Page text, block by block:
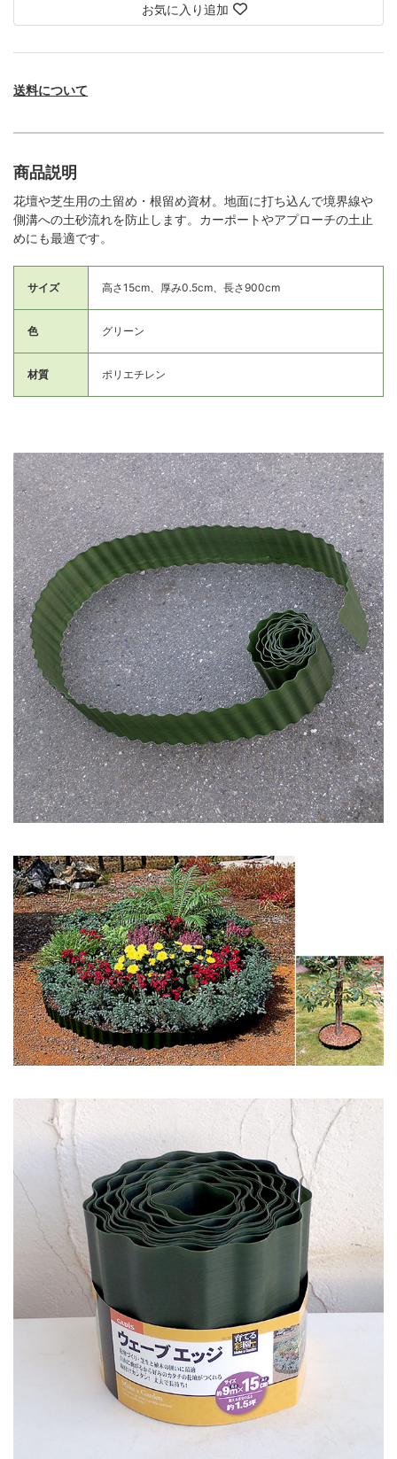
お気に入り追加
送料について
商品説明
花壇や芝生用の土留め・根留め資材。地面に打ち込んで境界線や
側溝への土砂流れを防止します。カーポートやアプローチの土止
めにも最適です。
サイズ 高さ15cm、厚み0.5cm、長さ900cm
色 グリーン
材質 ポリエチレン